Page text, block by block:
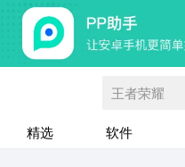
王者荣耀
精选 软件